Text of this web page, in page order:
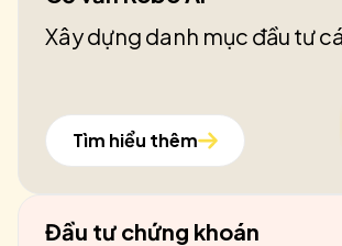
Xây dựng danh mục đầu tư
Tìm hiểu thêm
Đầu tư chứng khoán